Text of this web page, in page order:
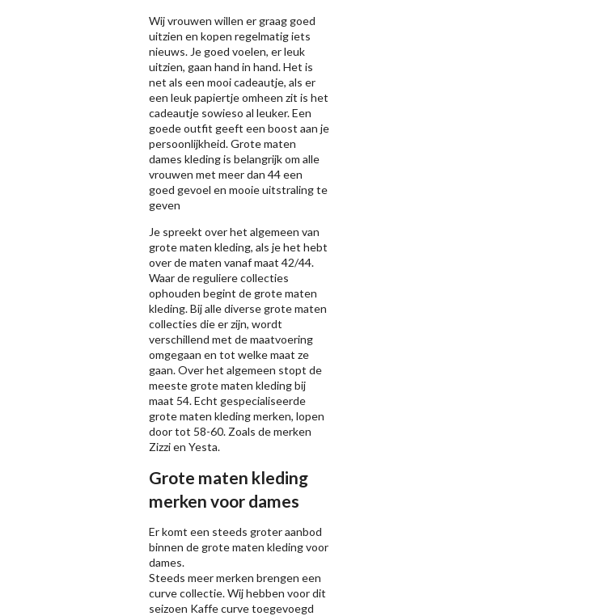
Wij vrouwen willen er graag goed
uitzien en kopen regelmatig iets
nieuws. Je goed voelen, er leuk
uitzien, gaan hand in hand. Het is
net als een mooi cadeautje, als er
een leuk papiertje omheen zit is het
cadeautje sowieso al leuker. Een
goede outfit geeft een boost aan je
persoonlijkheid. Grote maten
dames kleding is belangrijk om alle
vrouwen met meer dan 44 een
goed gevoel en mooie uitstraling te
geven
Je spreekt over het algemeen van
grote maten kleding, als je het hebt
over de maten vanaf maat 42/44.
Waar de reguliere collecties
ophouden begint de grote maten
kleding. Bij alle diverse grote maten
collecties die er zijn, wordt
verschillend met de maatvoering
omgegaan en tot welke maat ze
gaan. Over het algemeen stopt de
meeste grote maten kleding bij
maat 54. Echt gespecialiseerde
grote maten kleding merken, lopen
door tot 58-60. Zoals de merken
Zizzien Yesta.
Grote maten kleding
merken voor dames
Er komt een steeds groter aanbod
binnen de grote maten kleding voor
dames.
Steeds meer merken brengen een
curve collectie. Wij hebben voor dit
seizoen Kaffecurve toegevoegd